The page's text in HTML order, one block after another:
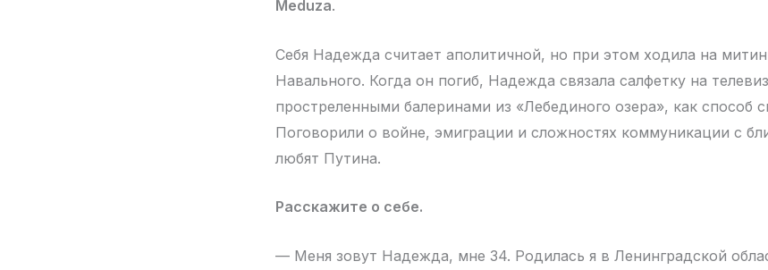
Meduza.
Себя Надежда считает аполитичной, но при этом ходила на
Навального. Когда он погиб, Надежда связала салфетку на
простреленными балеринами из «Лебединого озера», как способ
Поговорили о войне, эмиграции и сложностях коммуникации с
любят Путина.
Расскажите о себе.
— Меня зовут Надежда, мне 34. Родилась я в Ленинградской